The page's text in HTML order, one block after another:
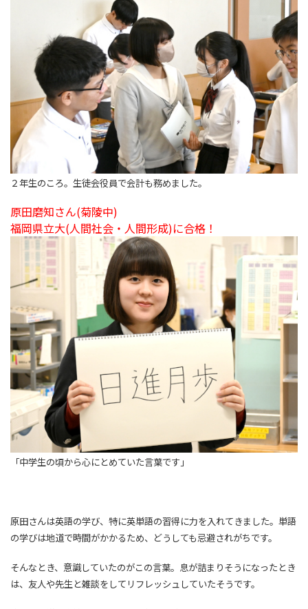
２年生のころ。生徒会役員で会計も務めました。
原田磨知さん(菊陵中)
福岡県立大(人間社会・人間形成)に合格！
「中学生の頃から心にとめていた言葉です」
原田さんは英語の学び、特に英単語の習得に力を入れてきました。単語
の学びは地道で時間がかかるため、どうしても忌避されがちです。
そんなとき、意識していたのがこの言葉。息が詰まりそうになったとき
は、友人や先生と雑談をしてリフレッシュしていたそうです。